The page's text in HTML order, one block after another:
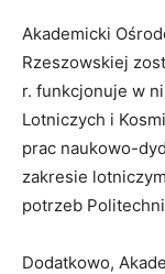
Akademicki
Rzeszowskiej
r. funkcjonuje w
Lotniczych i
prac naukowo-
zakresie
potrzeb
Dodatkowo,